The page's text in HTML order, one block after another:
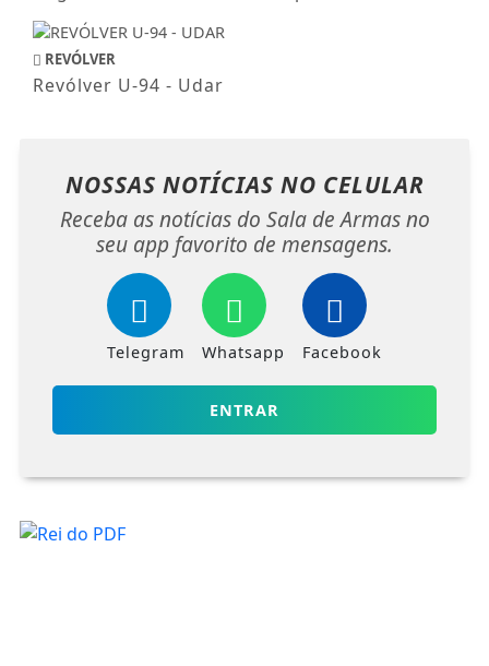
REVÓLVER
Revólver U-94 - Udar
NOSSAS NOTÍCIAS NO CELULAR
Receba as notícias do Sala de Armas no
seu app favorito de mensagens.
Telegram Whatsapp Facebook
ENTRAR